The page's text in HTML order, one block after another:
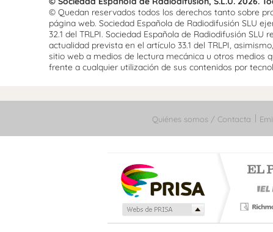
© Quedan reservados todos los derechos tanto sobre
página web. Sociedad Española de Radiodifusión SLU
32.1 del TRLPI. Sociedad Española de Radiodifusión
actualidad prevista en el artículo 33.1 del TRLPI,
sitio web a medios de lectura mecánica u otros medios
frente a cualquier utilización de sus contenidos por
Quiénes somos / Contacta